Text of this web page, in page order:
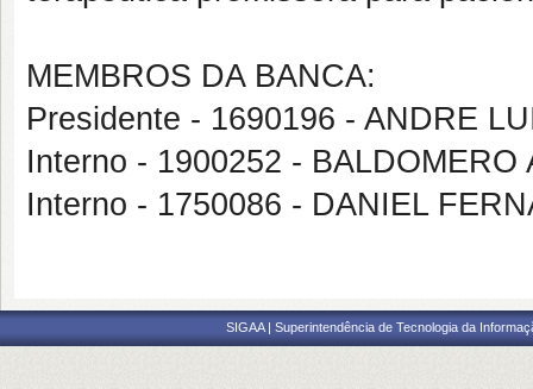
MEMBROS DA BANCA:
Presidente - 1690196 - ANDRE
Interno - 1900252 - BALDOMERO
Interno - 1750086 - DANIEL
SIGAA | Superintendência de Tecnologia da